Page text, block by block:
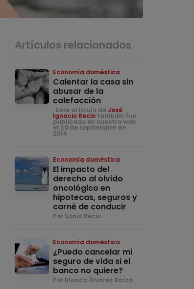
Artículos relacionados
Economía doméstica
Calentar la casa sin
abusar de la
calefacción
. Este artículo deJosé
Ignacio Recio también fue
publicado en nuestra web
el 30 de septiembre de
2014
Economía doméstica
El impacto del
derecho al olvido
oncológico en
hipotecas, seguros y
carné de conducir
Por Sonia Recio
Economía doméstica
¿Puedo cancelar mi
seguro de vida si el
banco no quiere?
Por Blanca Álvarez Barco